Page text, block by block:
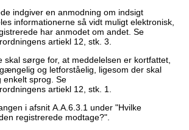
indgiver en anmodning om indsigt
informationerne så vidt muligt elektronisk,
har anmodet om andet. Se
artiekl 12, stk. 3.
skal sørge for, at meddelelsen er kortfattet,
og letforståelig, ligesom der skal
enkelt sprog. Se
artiekl 12, stk. 1.
i afsnit A.A.6.3.1 under "Hvilke
registrerede modtage?".